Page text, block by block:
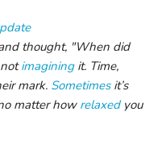
thought, "When did
notimaginingit. Time,
mark. Sometimesit’s
matter how relaxedyou